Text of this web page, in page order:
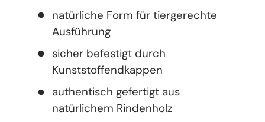
natürliche Form für tiergerechte
Ausführung
sicher befestigt durch
Kunststoffendkappen
authentisch gefertigt aus
natürlichem Rindenholz